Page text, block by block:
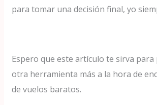
para tomar una decisión final, yo
Espero que este artículo te sirva
otra herramienta más a la hora de
de vuelos baratos.